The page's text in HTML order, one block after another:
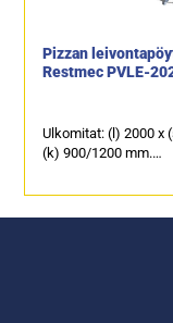
Pizzan
Restmec PVLE-
Ulkomitat: (l) 2000 x
(k) 900/1200 mm.
mm syville GN-